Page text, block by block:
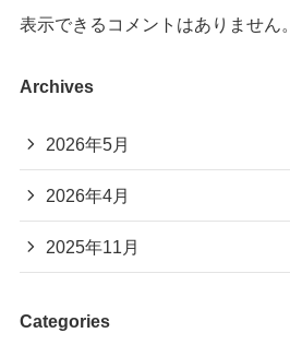
表示できるコメントはありません。
Archives
2026年5月
2026年4月
2025年11月
Categories